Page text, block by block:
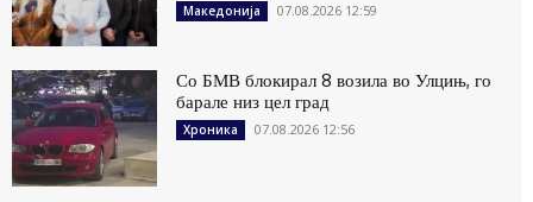
Македонија 07.08.2026 12:59
Со БМВ блокирал 8 возила во Улцињ, го
барале низ цел град
Хроника 07.08.2026 12:56